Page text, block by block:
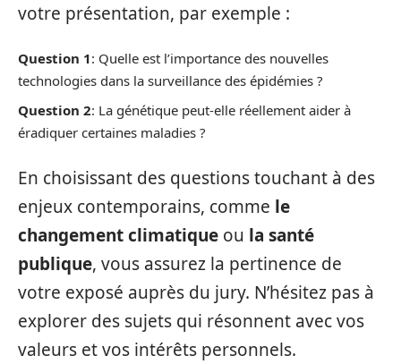
votre présentation, par exemple :
Question 1: Quelle est l’importance des nouvelles
technologies dans la surveillance des épidémies ?
Question 2: La génétique peut-elle réellement aider à
éradiquer certaines maladies ?
En choisissant des questions touchant à des
enjeux contemporains, comme le
changement climatique ou la santé
publique, vous assurez la pertinence de
votre exposé auprès du jury. N’hésitez pas à
explorer des sujets qui résonnent avec vos
valeurs et vos intérêts personnels.